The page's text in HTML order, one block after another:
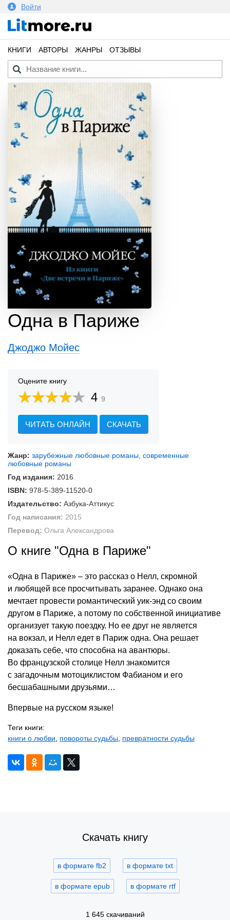
Войти
КНИГИ АВТОРЫ ЖАНРЫ ОТЗЫВЫ
Одна в Париже
Джоджо Мойес
Оцените книгу
4 9
ЧИТАТЬ ОНЛАЙН СКАЧАТЬ
Жанр: зарубежные любовные романы современные
любовные романы
Год издания: 2016
ISBN: 978-5-389-11520-0
Издательство: Азбука-Аттикус
Год написания: 2015
Перевод: Ольга Александрова
О книге "Одна в Париже"
«Одна в Париже» – это рассказ о Нелл, скромной
и любящей все просчитывать заранее. Однако она
мечтает провести романтический уик-энд со своим
другом в Париже, а потому по собственной инициативе
организует такую поездку. Но ее друг не является
на вокзал, и Нелл едет в Париж одна. Она решает
доказать себе, что способна на авантюры.
Во французской столице Нелл знакомится
с загадочным мотоциклистом Фабианом и его
бесшабашными друзьями…
Впервые на русском языке!
Теги книги:
книги о любви
повороты судьбы превратности судьбы
Скачать книгу
в формате fb2 в формате txt
в формате epub в формате rtf
1 645 скачиваний